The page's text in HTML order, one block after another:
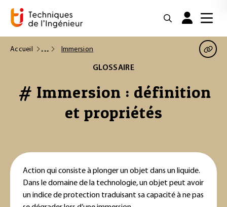
Accueil Immersion
GLOSSAIRE
# Immersion : définition
et propriétés
Action qui consiste à plonger un objet dans un liquide.
Dans le domaine de la technologie, un objet peut avoir
un indice de protection traduisant sa capacité à ne pas